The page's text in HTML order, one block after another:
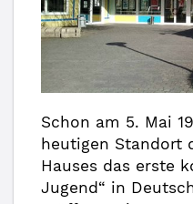
Schon am 5. Mai
heutigen Standort
Hauses das erste
Jugend“ in